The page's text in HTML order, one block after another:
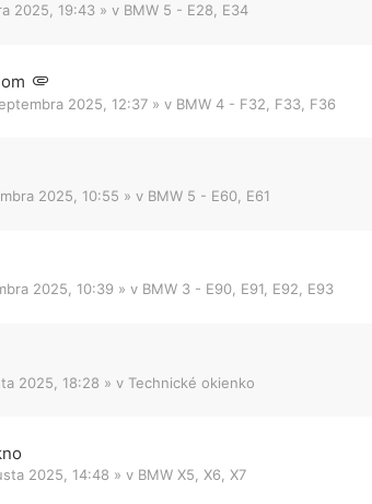
2025, 19:43 » v BMW 5 - E28, E34
2025, 12:37 » v BMW 4 - F32, F33, F36
2025, 10:55 » v BMW 5 - E60, E61
2025, 10:39 » v BMW 3 - E90, E91, E92, E93
2025, 18:28 » v Technické okienko
2025, 14:48 » v BMW X5, X6, X7